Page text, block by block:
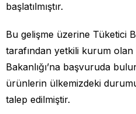
başlatılmıştır.
Bu gelişme üzerine Tüketici
tarafından yetkili kurum olan
Bakanlığı’na başvuruda
ürünlerin ülkemizdeki durumu
talep edilmiştir.